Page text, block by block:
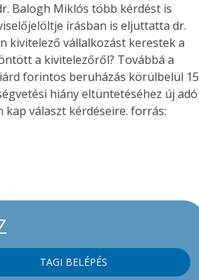
Balogh Miklós több kérdést is
írásban is eljuttatta dr.
kivitelező vállalkozást kerestek a
a kivitelezőről? Továbbá a
forintos beruházás körülbelül 15
hiány eltüntetéséhez új adó
választ kérdéseire. forrás:
TAGI BELÉPÉS